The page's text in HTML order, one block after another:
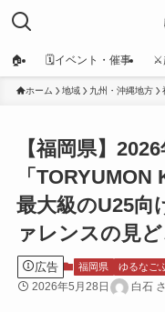
🏠 🗓️イベント・催事 ⚔️
ホーム 地域 九州・沖縄地方
【福岡県】
「
最大級のU25向
ァレンスの見
広告 福岡県 ゆるなご
2026年5月28日 白石